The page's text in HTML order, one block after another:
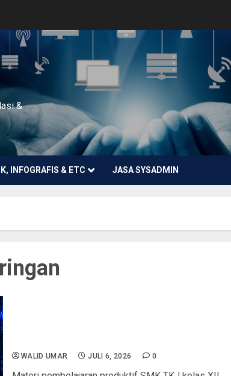
&
INFOGRAFIS & ETC JASA SYSADMIN
WALID UMAR JULI 6, 2026 0